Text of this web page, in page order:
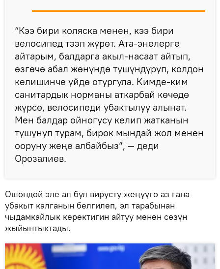
“Кээ бири коляска менен, кээ бири
велосипед тээп жүрөт. Ата-энелерге
айтарым, балдарга акыл-насаат айтып,
өзгөчө абал жөнүндө түшүндүрүп, колдон
келишинче үйдө отургула. Кимде-ким
санитардык норманы аткарбай көчөдө
жүрсө, велосипеди убактылуу алынат.
Мен балдар ойногусу келип жатканын
түшүнүп турам, бирок мындай жол менен
ооруну жеңе албайбыз”, — деди
Орозалиев.
Ошондой эле ал бул вирусту жеңүүгө аз гана
убакыт калганын белгилеп, эл тарабынан
чыдамкайлык керектигин айтуу менен сөзүн
жыйынтыктады.